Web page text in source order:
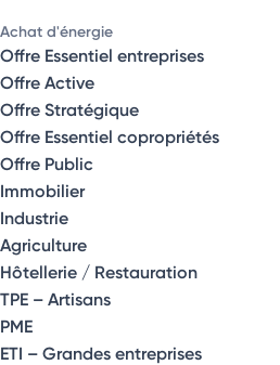
Achat d'énergie
Offre Essentiel entreprises
Offre Active
Offre Stratégique
Offre Essentiel copropriétés
Offre Public
Immobilier
Industrie
Agriculture
Hôtellerie / Restauration
TPE – Artisans
PME
ETI – Grandes entreprises